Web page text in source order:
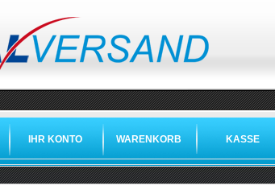
IHR KONTO WARENKORB KASSE